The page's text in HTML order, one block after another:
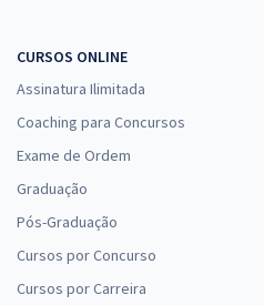
CURSOS ONLINE
Assinatura Ilimitada
Coaching para Concursos
Exame de Ordem
Graduação
Pós-Graduação
Cursos por Concurso
Cursos por Carreira